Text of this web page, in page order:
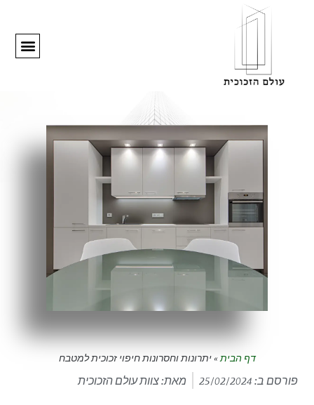
דף הבית»יתרונות וחסרונות חיפוי זכוכית למטבח
פורסם ב: מאת: צוות עולם הזכוכית